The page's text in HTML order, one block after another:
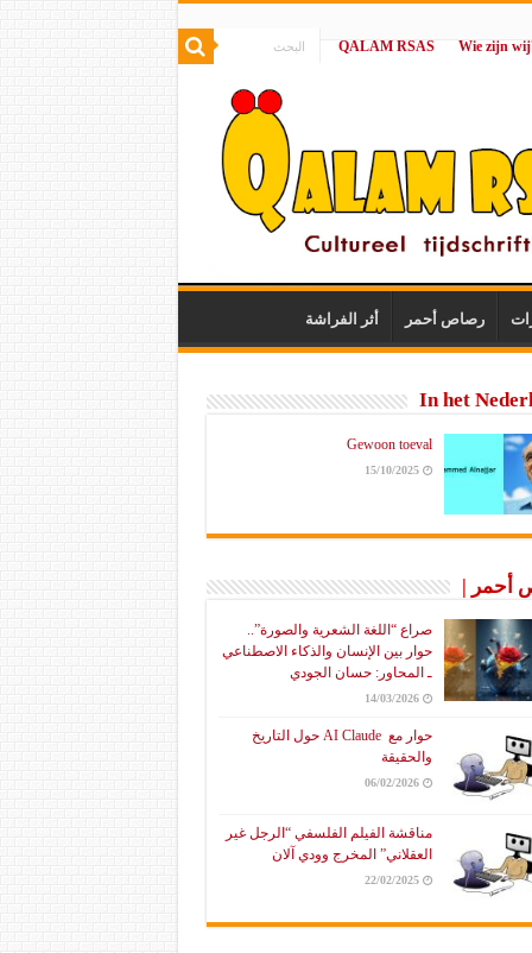
|
QALAM RSAS
رصاص أحمر أثر الفراشة
In het
Gewoon toeval
15/10/2025
أحمر |
صراع “اللغة الشعرية والصورة”..
حوار بين الإنسان والذكاء الاصطناعي
ـ المحاور: حسان الجودي
14/03/2026
حوار مع AI Claude حول التاريخ
والحقيقة
06/02/2026
مناقشة الفيلم الفلسفي “الرجل غير
العقلاني” المخرج وودي آلان
22/02/2025